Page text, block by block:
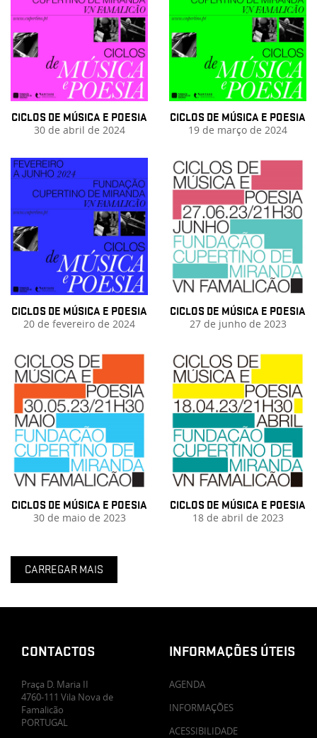
CICLOS DE MÚSICA E POESIA
30 de abril de 2024
CICLOS DE MÚSICA E POESIA
19 de março de 2024
CICLOS DE MÚSICA E POESIA
20 de fevereiro de 2024
CICLOS DE MÚSICA E POESIA
27 de junho de 2023
CICLOS DE MÚSICA E POESIA
30 de maio de 2023
CICLOS DE MÚSICA E POESIA
18 de abril de 2023
CARREGAR MAIS
CONTACTOS
Praça D. Maria II
4760-111 Vila Nova de
Famalicão
PORTUGAL
INFORMAÇÕES ÚTEIS
AGENDA
INFORMAÇÕES
ACESSIBILIDADE